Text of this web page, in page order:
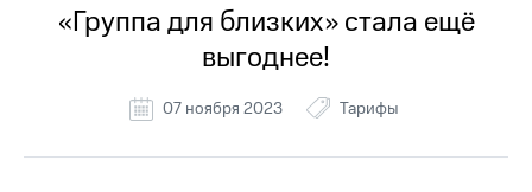
Спутниковое
МТС
Деньги
Услуги
«Группа для близких» стала ещё
выгоднее!
07 ноября 2023 Тарифы